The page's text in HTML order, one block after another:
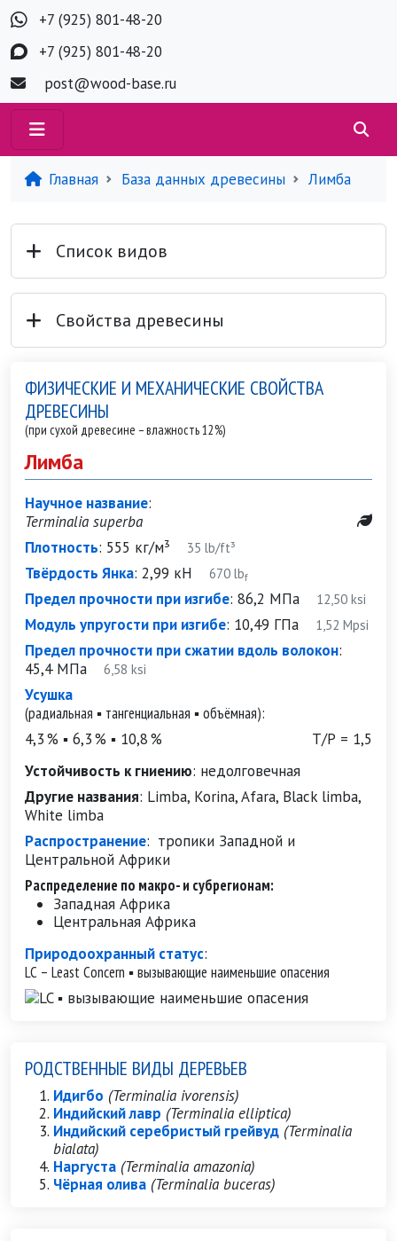
+7 (925) 801-48-20
+7 (925) 801-48-20
post@wood-base.ru
Главная База данных древесины Лимба
Список видов
Свойства древесины
ФИЗИЧЕСКИЕ И МЕХАНИЧЕСКИЕ СВОЙСТВА
ДРЕВЕСИНЫ
(при сухой древесине – влажность 12%)
Лимба
Научное название:
Terminalia superba
Плотность: 555 кг/м³ 35 lb/ft³
Твёрдость Янка: 2,99 кН 670 lbf
Предел прочности при изгибе: 86,2 МПа 12,50 ksi
Модуль упругости при изгибе: 10,49 ГПа 1,52 Mpsi
Предел прочности при сжатии вдоль волокон:
45,4 МПа 6,58 ksi
Усушка
(радиальная ▪ тангенциальная ▪ объёмная):
4,3 % ▪ 6,3 % ▪ 10,8 %
Т/Р = 1,5
Устойчивость к гниению: недолговечная
Другие названия: Limba, Korina, Afara, Black limba,
White limba
Распространение: тропики Западной и
Центральной Африки
Распределение по макро- и субрегионам:
Западная Африка
Центральная Африка
Природоохранный статус:
LC – Least Concern ▪ вызывающие наименьшие опасения
РОДСТВЕННЫЕ ВИДЫ ДЕРЕВЬЕВ
Идигбо (Terminalia ivorensis)
Индийский лавр (Terminalia elliptica)
Индийский серебристый грейвуд (Terminalia
bialata)
Наргуста (Terminalia amazonia)
Чёрная олива (Terminalia buceras)